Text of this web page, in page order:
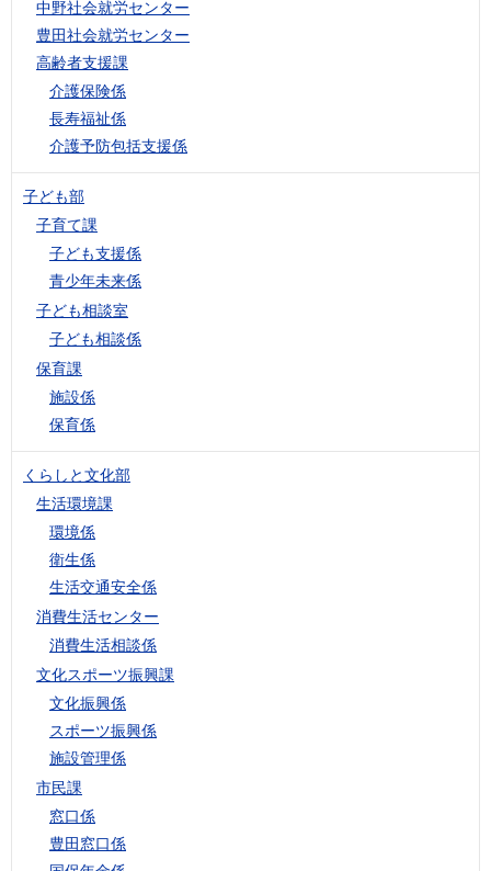
中野社会就労センター
豊田社会就労センター
高齢者支援課
介護保険係
長寿福祉係
介護予防包括支援係
子ども部
子育て課
子ども支援係
青少年未来係
子ども相談室
子ども相談係
保育課
施設係
保育係
くらしと文化部
生活環境課
環境係
衛生係
生活交通安全係
消費生活センター
消費生活相談係
文化スポーツ振興課
文化振興係
スポーツ振興係
施設管理係
市民課
窓口係
豊田窓口係